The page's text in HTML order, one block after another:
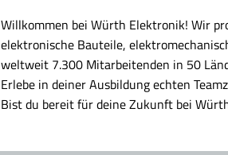
Willkommen bei Würth Elektronik! Wir
elektronische Bauteile,
weltweit 7.300 Mitarbeitenden in 50
Erlebe in deiner Ausbildung echten
Bist du bereit für deine Zukunft bei